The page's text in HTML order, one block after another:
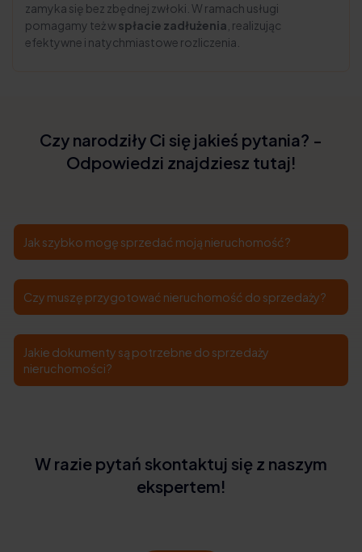
zamyka się bez zbędnej zwłoki. W ramach usługi
pomagamy też wspłacie zadłużenia , realizując
efektywne i natychmiastowe rozliczenia.
Czy narodziły Ci się jakieś pytania? -
Odpowiedzi znajdziesz tutaj!
Jak szybko mogę sprzedać moją nieruchomość?
Czy muszę przygotować nieruchomość do sprzedaży?
Jakie dokumenty są potrzebne do sprzedaży
nieruchomości?
W razie pytań skontaktuj się z naszym
ekspertem!